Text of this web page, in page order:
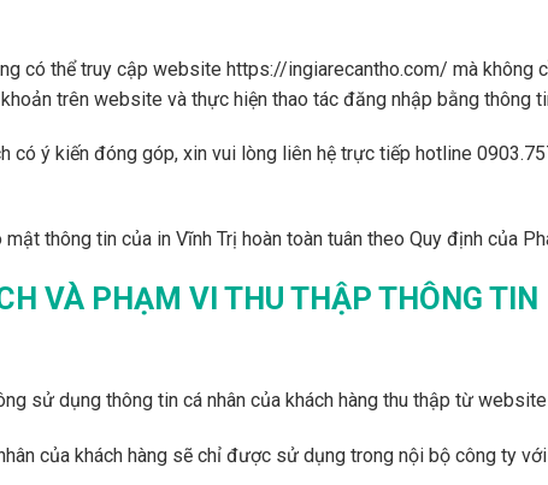
có thể truy cập website https://ingiarecantho.com/ mà không
trên website và thực hiện thao tác đăng nhập bằng thông
có ý kiến đóng góp, xin vui lòng liên hệ trực tiếp hotline
mật thông tin của in Vĩnh Trị hoàn toàn tuân theo Quy định của
VÀ PHẠM VI THU THẬP THÔNG TIN
sử dụng thông tin cá nhân của khách hàng thu thập từ
của khách hàng sẽ chỉ được sử dụng trong nội bộ công ty